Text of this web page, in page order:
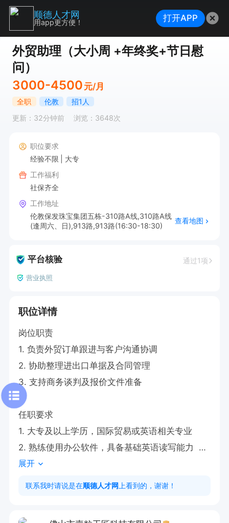
外贸助理（大小周 +年终奖+节日慰
问）
3000-4500 元/月
全职 伦教
招1人
更新：32分钟前
浏览：3648次
职位要求
经验不限
大专
工作福利
社保齐全
工作地址
伦教保发珠宝集团五栋-310路A线,310路A线
(逢周六、日),913路,913路(16:30-18:30)
查看地图
平台核验 通过1项
营业执照
职位详情
岗位职责
1. 负责外贸订单跟进与客户沟通协调
2. 协助整理进出口单据及合同管理
3. 支持商务谈判及报价文件准备
任职要求
1. 大专及以上学历，国际贸易或英语相关专业
2. 熟练使用办公软件，具备基础英语读写能力
3. 具备良好的沟通能力和责任心，有外贸相关经
验者优先
展开
联系我时请说是在顺德人才网 上看到的，谢谢！
顺德人才网
用app更方便！ 打开APP